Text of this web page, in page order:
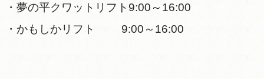
・夢の平クワットリフト9:00～16:00
・かもしかリフト 9:00～16:00